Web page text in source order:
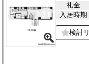
礼金
入居時期
検討